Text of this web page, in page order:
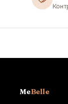
MeBelle